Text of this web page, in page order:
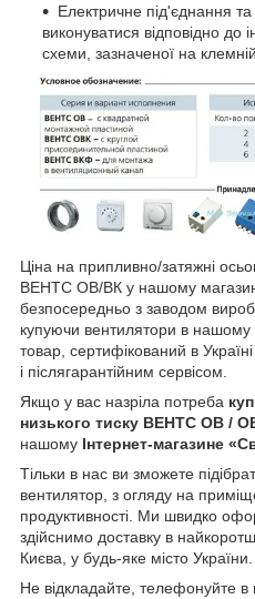
Електричне під'єднання
виконуватися відповідно до
схеми, зазначеної на
Ціна на припливно/затяжні
ВЕНТС ОВ/ВК у нашому
безпосередньо з заводом
купуючи вентилятори в нашому
товар, сертифікований в
і післягарантійним сервісом.
Якщо у вас назріла потреба
низького тиску ВЕНТС ОВ /
нашому Інтернет-магазине
Тільки в нас ви зможете
вентилятор, з огляду на
продуктивності. Ми швидко
здійснимо доставку в
Києва, у будь-яке місто України.
Не відкладайте, телефонуйте в